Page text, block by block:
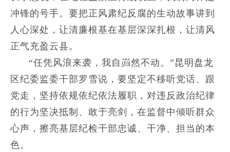
冲锋的号手。要把正风肃纪反腐的生动故事讲到
人心深处，让清廉根基在基层深深扎根，让清风
正气充盈云县。
“任凭风浪来袭，我自岿然不动。”昆明盘龙
区纪委监委干部罗雪说，要坚定不移听党话、跟
党走，坚持依规依纪依法履职，对违反政治纪律
的行为坚决抵制、敢于亮剑，在监督中倾听群众
心声，擦亮基层纪检干部忠诚、干净、担当的本
色。